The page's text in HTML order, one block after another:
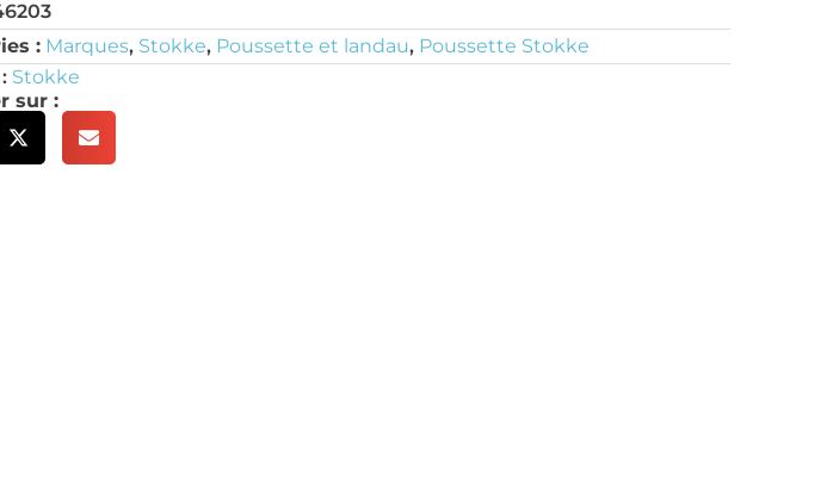
: Marques, Stokke, Poussette et landau, Poussette Stokke
Stokke
sur :